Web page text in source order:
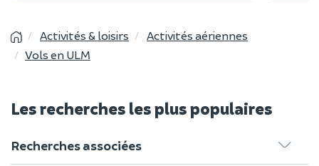
Activités & loisirs
Activités aériennes
Vols en ULM
Les recherches les plus populaires
Recherches associées